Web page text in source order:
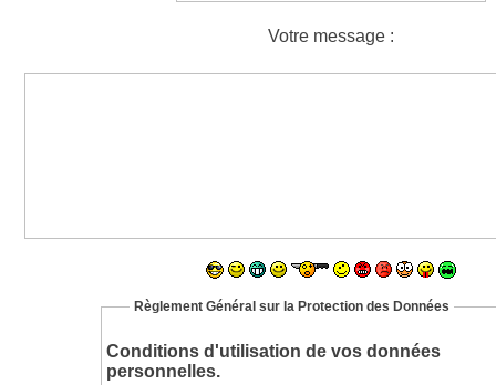
Votre message :
Règlement Général sur la Protection des Données
Conditions d'utilisation de vos données
personnelles.